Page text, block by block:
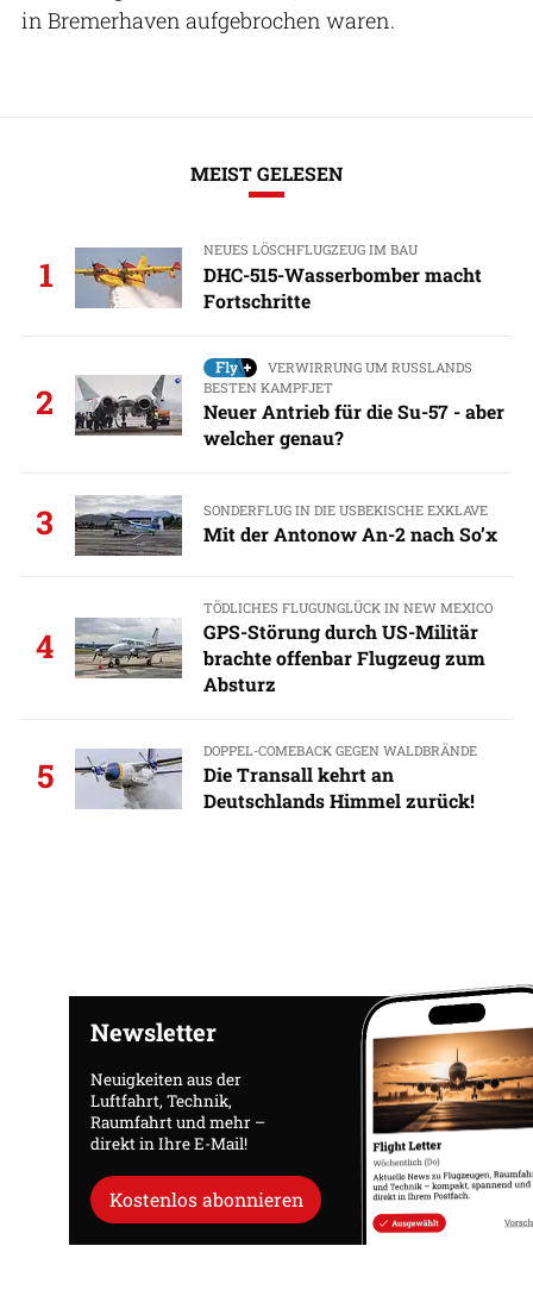
in Bremerhaven aufgebrochen waren.
MEIST GELESEN
1
NEUES LÖSCHFLUGZEUG IM BAU
DHC-515-Wasserbomber macht
Fortschritte
2
VERWIRRUNG UM RUSSLANDS
BESTEN KAMPFJET
Neuer Antrieb für die Su-57 - aber
welcher genau?
3 SONDERFLUG IN DIE USBEKISCHE EXKLAVE
Mit der Antonow An-2 nach So’x
4
TÖDLICHES FLUGUNGLÜCK IN NEW MEXICO
GPS-Störung durch US-Militär
brachte offenbar Flugzeug zum
Absturz
5
DOPPEL-COMEBACK GEGEN WALDBRÄNDE
Die Transall kehrt an
Deutschlands Himmel zurück!
Newsletter
Neuigkeiten aus der
Luftfahrt, Technik,
Raumfahrt und mehr –
direkt in Ihre E-Mail!
Kostenlos abonnieren